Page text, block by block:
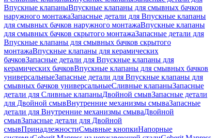
Впускные клапаныВпускные клапаны для смывных бачков
наружного монтажаЗапасные детали для Впускные клапаны
для смывных бачков наружного монтажаВпускные клапаны
для смывных бачков скрытого монтажаЗапасные детали для
Впускные клапаны для смывных бачков скрытого
монтажаВпускные клапаны для керамических
бачковЗапасные детали для Впускные клапаны для
керамических бачковВпускные клапаны для смывных бачков
универсальныеЗапасные детали для Впускные клапаны для
смывных бачков универсальныеСливные клапаныЗапасные
детали для Сливные клапаныДвойной смывЗапасные детали
для Двойной смывВнутренние механизмы смываЗапасные
детали для Внутренние механизмы смываДвойной
смывЗапасные детали для Двойной
смывПринадлежностиСмывные кнопкиНапорные